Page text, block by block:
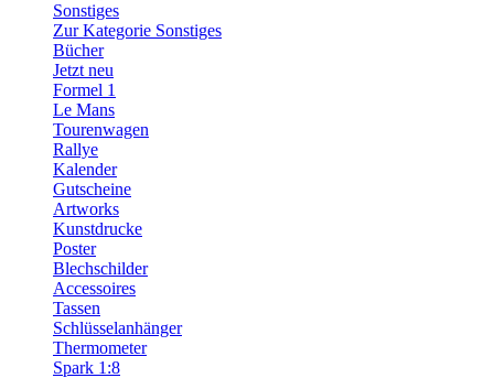
Sonstiges
Zur Kategorie Sonstiges
Bücher
Jetzt neu
Formel 1
Le Mans
Tourenwagen
Rallye
Kalender
Gutscheine
Artworks
Kunstdrucke
Poster
Blechschilder
Accessoires
Tassen
Schlüsselanhänger
Thermometer
Spark 1:8